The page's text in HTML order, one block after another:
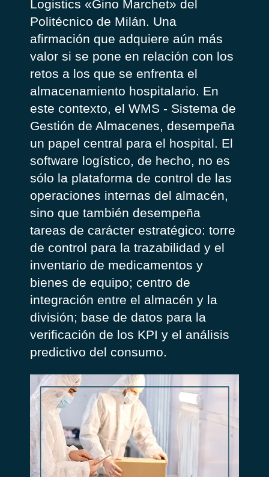
Logistics «Gino Marchet» del
Politécnico de Milán. Una
afirmación que adquiere aún más
valor si se pone en relación con los
retos a los que se enfrenta el
almacenamiento hospitalario. En
este contexto, el WMS - Sistema de
Gestión de Almacenes, desempeña
un papel central para el hospital. El
software logístico, de hecho, no es
sólo la plataforma de control de las
operaciones internas del almacén,
sino que también desempeña
tareas de carácter estratégico: torre
de control para la trazabilidad y el
inventario de medicamentos y
bienes de equipo; centro de
integración entre el almacén y la
división; base de datos para la
verificación de los KPI y el análisis
predictivo del consumo.